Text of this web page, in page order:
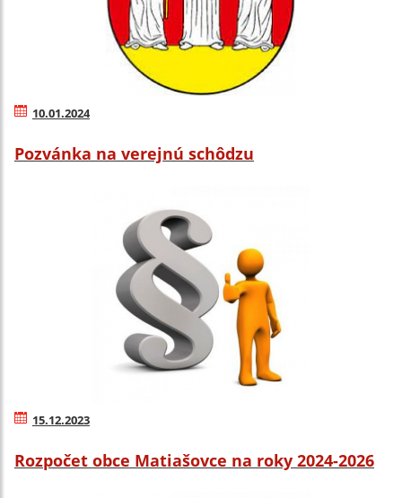
10.01.2024
Pozvánka na verejnú schôdzu
15.12.2023
Rozpočet obce Matiašovce na roky 2024-2026